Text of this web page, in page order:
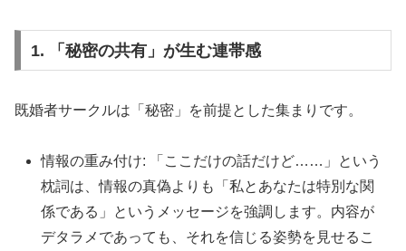
1. 「秘密の共有」が生む連帯感
既婚者サークルは「秘密」を前提とした集まりです。
情報の重み付け: 「ここだけの話だけど……」という
枕詞は、情報の真偽よりも「私とあなたは特別な関
係である」というメッセージを強調します。内容が
デタラメであっても、それを信じる姿勢を見せるこ